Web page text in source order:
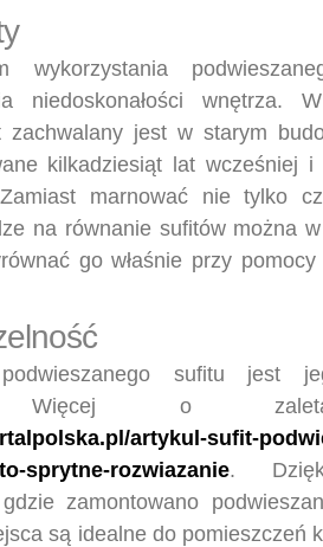
wykorzystania
niedoskonałości wnętrza.
zachwalany jest w starym
kilkadziesiąt lat wcześniej i
Zamiast marnować nie tylko
na równanie sufitów można
go właśnie przy pomocy
sufitu jest
Więcej o
artykul-sufit-
sprytne-rozwiazanie.
gdzie zamontowano
są idealne do pomieszczeń